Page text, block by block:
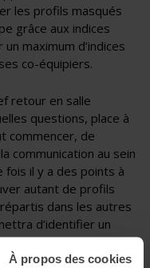
À propos des cookies
les profils masqués
grâce aux indices
maximum d’indices
co-équipiers.
retour en salle
questions, place à
commencer, de
communication au sein
il y a des points à
autant de profils
dans les autres
d’identifier un